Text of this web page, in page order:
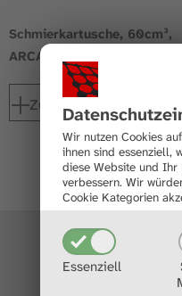
Wir nutzen Cookies
ihnen sind essenziell,
diese Website und
verbessern. Wir
Cookie Kategorien
Essenziell
Schmierkartusche, 60cm³,
ARCANOL-FOOD 2
Zur Merkliste hinzufügen